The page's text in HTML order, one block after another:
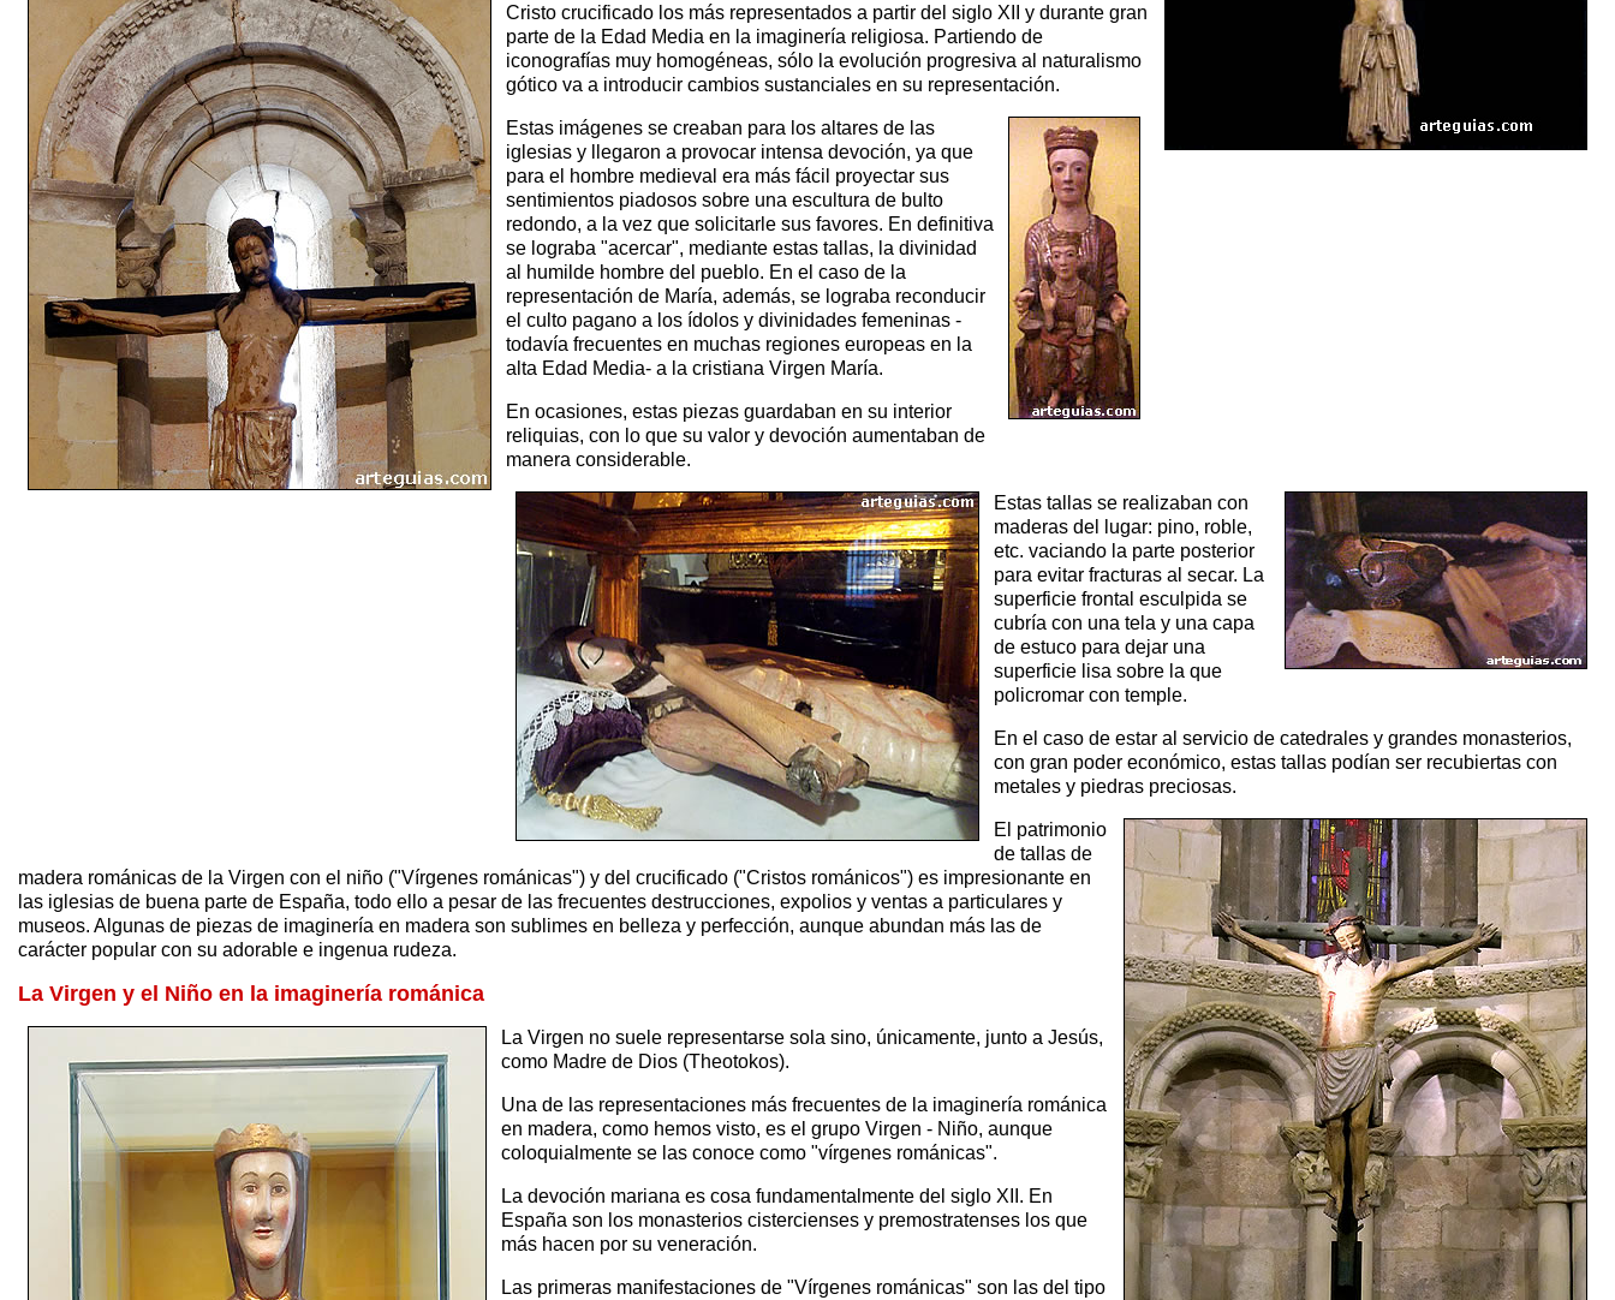
Cristo crucificado los más representados a partir del siglo XII y durante gran
parte de la Edad Media en la imaginería religiosa. Partiendo de
iconografías muy homogéneas, sólo la evolución progresiva al naturalismo
gótico va a introducir cambios sustanciales en su representación.
Estas imágenes se creaban para los altares de las
iglesias y llegaron a provocar intensa devoción, ya que
para el hombre medieval era más fácil proyectar sus
sentimientos piadosos sobre una escultura de bulto
redondo, a la vez que solicitarle sus favores. En definitiva
se lograba "acercar", mediante estas tallas, la divinidad
al humilde hombre del pueblo. En el caso de la
representación de María, además, se lograba reconducir
el culto pagano a los ídolos y divinidades femeninas -
todavía frecuentes en muchas regiones europeas en la
alta Edad Media- a la cristiana Virgen María.
En ocasiones, estas piezas guardaban en su interior
reliquias, con lo que su valor y devoción aumentaban de
manera considerable.
Estas tallas se realizaban con
maderas del lugar: pino, roble,
etc. vaciando la parte posterior
para evitar fracturas al secar. La
superficie frontal esculpida se
cubría con una tela y una capa
de estuco para dejar una
superficie lisa sobre la que
policromar con temple.
En el caso de estar al servicio de catedrales y grandes monasterios,
con gran poder económico, estas tallas podían ser recubiertas con
metales y piedras preciosas.
El patrimonio
de tallas de
madera románicas de la Virgen con el niño ("Vírgenes románicas") y del crucificado ("Cristos románicos") es impresionante en
las iglesias de buena parte de España, todo ello a pesar de las frecuentes destrucciones, expolios y ventas a particulares y
museos. Algunas de piezas de imaginería en madera son sublimes en belleza y perfección, aunque abundan más las de
carácter popular con su adorable e ingenua rudeza.
La Virgen y el Niño en la imaginería románica
La Virgen no suele representarse sola sino, únicamente, junto a Jesús,
como Madre de Dios (Theotokos).
Una de las representaciones más frecuentes de la imaginería románica
en madera, como hemos visto, es el grupo Virgen - Niño, aunque
coloquialmente se las conoce como "vírgenes románicas".
La devoción mariana es cosa fundamentalmente del siglo XII. En
España son los monasterios cistercienses y premostratenses los que
más hacen por su veneración.
Las primeras manifestaciones de "Vírgenes románicas" son las del tipo